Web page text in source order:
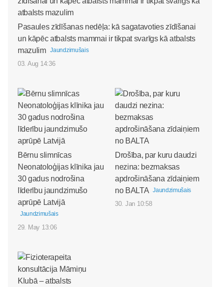
Pasaules zīdīšanas nedēļa: kā sagatavoties zīdīšanai
un kāpēc atbalsts mammai ir tikpat svarīgs kā atbalsts
mazulim
Jaundzimušais
03. Aug 14:36
Bērnu slimnīcas
Neonatoloģijas klīnika jau
30 gadus nodrošina
līderību jaundzimušo
aprūpē Latvijā
Jaundzimušais
29. May 13:06
Drošība, par kuru daudzi
nezina: bezmaksas
apdrošināšana zīdaiņiem
no BALTA
Jaundzimušais
30. Jan 10:58